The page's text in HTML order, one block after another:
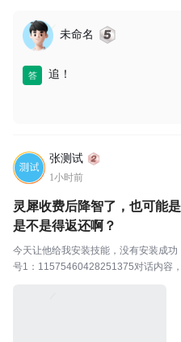
未命名
答 追！
张测试
1小时前
灵犀收费后降智了，也可能
是不是得返还啊？
今天让他给我安装技能，没有安装成
号1：11575460428251375对话内容